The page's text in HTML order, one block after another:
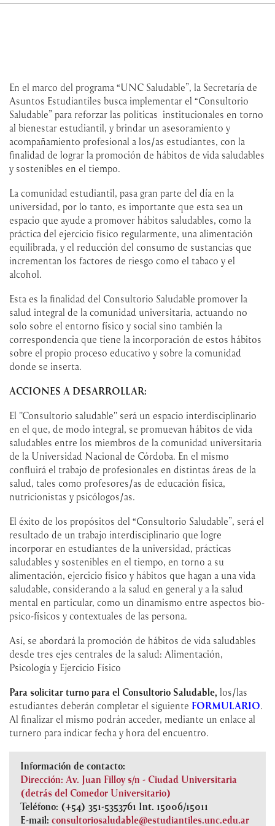
En el marco del programa “UNC Saludable”, la Secretaría de
Asuntos Estudiantiles busca implementar el “Consultorio
Saludable” para reforzar las políticas institucionales en torno
al bienestar estudiantil, y brindar un asesoramiento y
acompañamiento profesional a los/as estudiantes, con la
finalidad de lograr la promoción de hábitos de vida saludables
y sostenibles en el tiempo.
La comunidad estudiantil, pasa gran parte del día en la
universidad, por lo tanto, es importante que esta sea un
espacio que ayude a promover hábitos saludables, como la
práctica del ejercicio físico regularmente, una alimentación
equilibrada, y el reducción del consumo de sustancias que
incrementan los factores de riesgo como el tabaco y el
alcohol.
Esta es la finalidad del Consultorio Saludable promover la
salud integral de la comunidad universitaria, actuando no
solo sobre el entorno físico y social sino también la
correspondencia que tiene la incorporación de estos hábitos
sobre el propio proceso educativo y sobre la comunidad
donde se inserta.
ACCIONES A DESARROLLAR:
El ''Consultorio saludable'' será un espacio interdisciplinario
en el que, de modo integral, se promuevan hábitos de vida
saludables entre los miembros de la comunidad universitaria
de la Universidad Nacional de Córdoba. En el mismo
confluirá el trabajo de profesionales en distintas áreas de la
salud, tales como profesores/as de educación física,
nutricionistas y psicólogos/as.
El éxito de los propósitos del “Consultorio Saludable”, será el
resultado de un trabajo interdisciplinario que logre
incorporar en estudiantes de la universidad, prácticas
saludables y sostenibles en el tiempo, en torno a su
alimentación, ejercicio físico y hábitos que hagan a una vida
saludable, considerando a la salud en general y a la salud
mental en particular, como un dinamismo entre aspectos bio-
psico-físicos y contextuales de las persona.
Así, se abordará la promoción de hábitos de vida saludables
desde tres ejes centrales de la salud: Alimentación,
Psicología y Ejercicio Físico
Para solicitar turno para el Consultorio Saludable, los/las
estudiantes deberán completar el siguiente FORMULARIO.
Al finalizar el mismo podrán acceder, mediante un enlace al
turnero para indicar fecha y hora del encuentro.
Información de contacto:
Dirección: Av. Juan Filloy s/n - Ciudad Universitaria
(detrás del Comedor Universitario)
Teléfono: (+54) 351-5353761 Int. 15006/15011
E-mail: consultoriosaludable@estudiantiles.unc.edu.ar